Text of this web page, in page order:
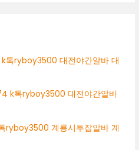
톡ryboy3500 대전야간알바 대
k톡ryboy3500 대전야간알바
ryboy3500 계룡시투잡알바 계